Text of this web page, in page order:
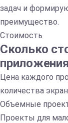
задач и
преимущество.
Стоимость
Сколько
Цена каждого
количества
Объемные
Проекты для